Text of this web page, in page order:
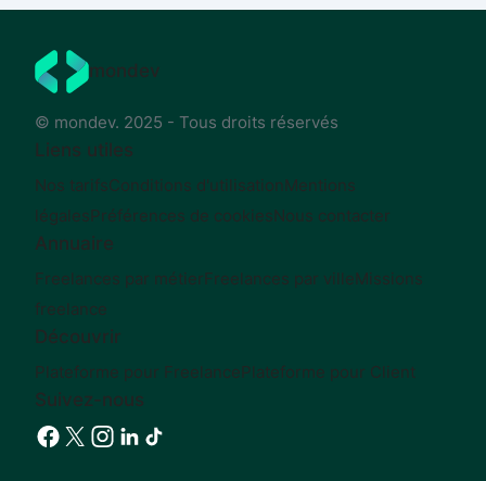
mondev
© mondev. 2025 - Tous droits réservés
Liens utiles
Nos tarifsConditions d'utilisation Mentions
légalesPréférences de cookiesNous contacter
Annuaire
Freelances par métierFreelances par villeMissions
freelance
Découvrir
Plateforme pour FreelancePlateforme pour Client
Suivez-nous